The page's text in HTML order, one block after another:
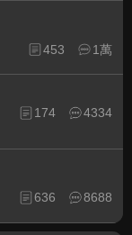
453 1萬
174 4334
636 8688